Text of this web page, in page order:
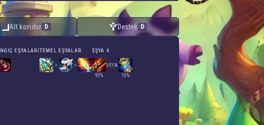
Alt koridor D Destek D
EŞYALARITEMEL EŞYALAR EŞYA 4
90%
VEYA
10%